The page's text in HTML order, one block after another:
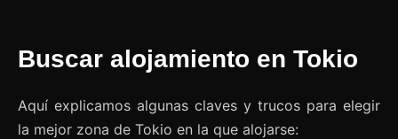
Buscar alojamiento en Tokio
Aquí explicamos algunas claves y trucos para elegir
la mejor zona de Tokio en la que alojarse: